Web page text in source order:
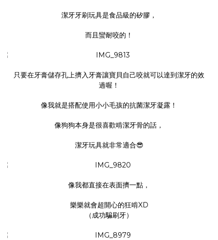
潔牙牙刷玩具是食品級的矽膠，
而且蠻耐咬的！
只要在牙膏儲存孔上擠入牙膏讓寶貝自己咬就可以達到潔牙的效
過喔！
像我就是搭配使用小小毛孩的抗菌潔牙凝露 ！
像狗狗本身是很喜歡啃潔牙骨的話，
潔牙玩具就非常適合😎
像我都直接在表面擠一點，
樂樂就會超開心的狂啃XD
（成功騙刷牙）